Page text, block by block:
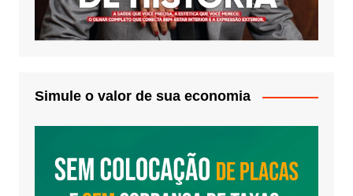
Simule o valor de sua economia